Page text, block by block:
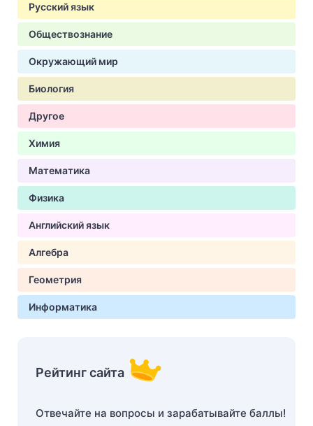
Русский язык
Обществознание
Окружающий мир
Биология
Другое
Химия
Математика
Физика
Английский язык
Алгебра
Геометрия
Информатика
Рейтинг сайта
Отвечайте на вопросы и зарабатывайте баллы!